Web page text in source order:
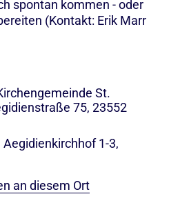
spontan kommen - oder
(Kontakt: Erik Marr
St.
75, 23552
1-3,
an diesem Ort